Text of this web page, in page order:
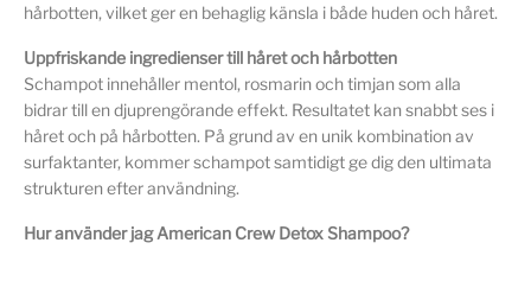
hårbotten, vilket ger en behaglig känsla i både huden och håret.
Uppfriskande ingredienser till håret och hårbotten
Schampot innehåller mentol, rosmarin och timjan som alla
bidrar till en djuprengörande effekt. Resultatet kan snabbt ses i
håret och på hårbotten. På grund av en unik kombination av
surfaktanter, kommer schampot samtidigt ge dig den ultimata
strukturen efter användning.
Hur använder jag American Crew Detox Shampoo?